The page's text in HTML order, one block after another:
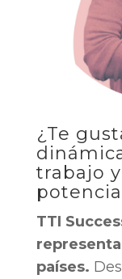
¿Te
trabajo
TTI
países.